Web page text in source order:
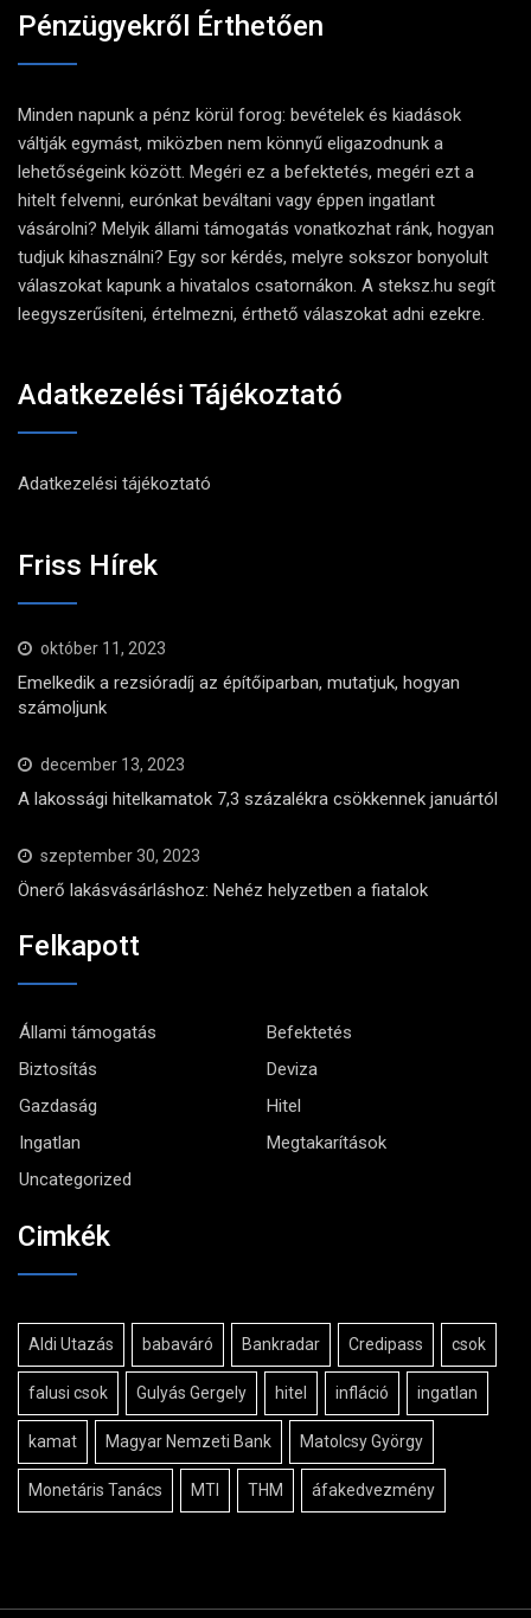
Pénzügyekről Érthetően
Minden napunk a pénz körül forog: bevételek és kiadások
váltják egymást, miközben nem könnyű eligazodnunk a
lehetőségeink között. Megéri ez a befektetés, megéri ezt a
hitelt felvenni, eurónkat beváltani vagy éppen ingatlant
vásárolni? Melyik állami támogatás vonatkozhat ránk, hogyan
tudjuk kihasználni? Egy sor kérdés, melyre sokszor bonyolult
válaszokat kapunk a hivatalos csatornákon. A steksz.hu segít
leegyszerűsíteni, értelmezni, érthető válaszokat adni ezekre.
Adatkezelési Tájékoztató
Adatkezelési tájékoztató
Friss Hírek
október 11, 2023
Emelkedik a rezsióradíj az építőiparban, mutatjuk, hogyan
számoljunk
december 13, 2023
A lakossági hitelkamatok 7,3 százalékra csökkennek januártól
szeptember 30, 2023
Önerő lakásvásárláshoz: Nehéz helyzetben a fiatalok
Felkapott
Állami támogatás
Befektetés
Biztosítás
Deviza
Gazdaság
Hitel
Ingatlan
Megtakarítások
Uncategorized
Cimkék
Aldi Utazás babaváró Bankradar Credipass csok
falusi csok Gulyás Gergely hitel infláció ingatlan
kamat Magyar Nemzeti Bank Matolcsy György
Monetáris Tanács MTI THM áfakedvezmény